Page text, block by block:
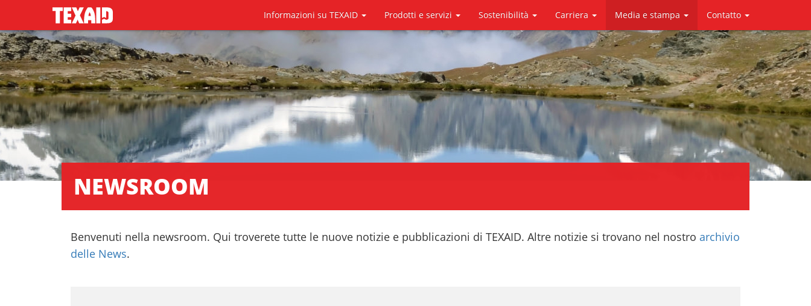
Informazioni su TEXAID Prodotti e servizi Sostenibilità Carriera Media e stampa Contatto
NEWSROOM
Benvenuti nella newsroom. Qui troverete tutte le nuove notizie e pubblicazioni di TEXAID. Altre notizie si trovano nel nostro archivio
delle News.